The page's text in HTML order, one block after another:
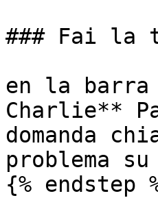
### Fai la
en la
Charlie**
domanda
problema
{% endstep